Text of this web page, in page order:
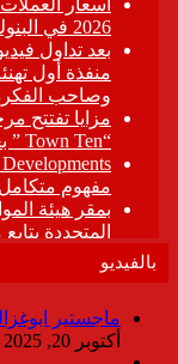
بالفيديو
ماجستير
أكتوبر 20, 2025